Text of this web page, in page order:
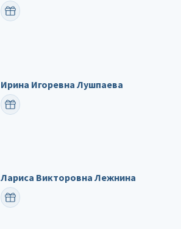
ПОЗДРАВИТЬ
Ирина Игоревна Лушпаева
ПОЗДРАВИТЬ
Лариса Викторовна Лежнина
ПОЗДРАВИТЬ